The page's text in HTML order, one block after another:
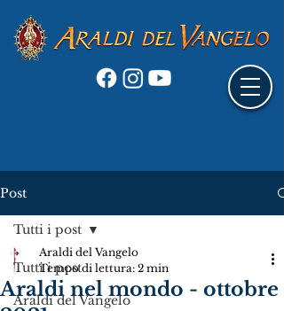
Post
Tutti i post
Araldi del Vangelo
Tutti i post
Araldi nel mondo - ottobre
Araldi del Vangelo
Tempo di lettura: 2 min